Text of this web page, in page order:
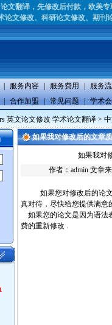
文翻译，先修改后付款，欧美
论文修改、科研论文修改、期
服务内容 服务费用
服务
合作加盟 常见问题 学术
英文论文修改 学术论文翻译 >
如果我对修改后的文章
如果我对
作者： admin文章来
如果您对修改后的论
真对待，尽快给您提供满意
如果您的论文是因为语法
费的重新修改 .